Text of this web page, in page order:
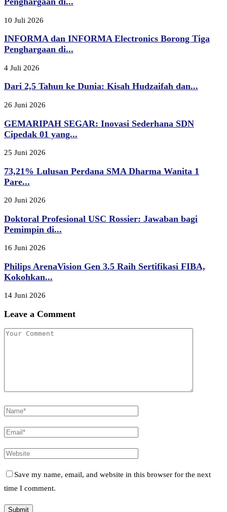
10 Juli 2026
INFORMA dan INFORMA Electronics Borong Tiga
Penghargaan di...
4 Juli 2026
Dari 2,5 Tahun ke Dunia: Kisah Hudzaifah dan...
26 Juni 2026
GEMARIPAH SEGAR: Inovasi Sederhana SDN
Cipedak 01 yang...
25 Juni 2026
73,21% Lulusan Perdana SMA Dharma Wanita 1
Pare...
20 Juni 2026
Doktoral Profesional USC Rossier: Jawaban bagi
Pemimpin di...
16 Juni 2026
Philips ArenaVision Gen 3.5 Raih Sertifikasi FIBA,
Kokohkan...
14 Juni 2026
Leave a Comment
Save my name, email, and website in this browser for the next
time I comment.